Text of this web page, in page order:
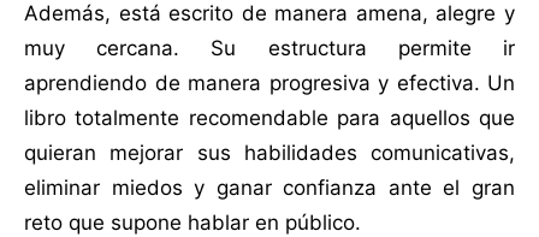
Además, está escrito de manera amena, alegre y
muy cercana. Su estructura permite ir
aprendiendo de manera progresiva y efectiva. Un
libro totalmente recomendable para aquellos que
quieran mejorar sus habilidades comunicativas,
eliminar miedos y ganar confianza ante el gran
reto que supone hablar en público.